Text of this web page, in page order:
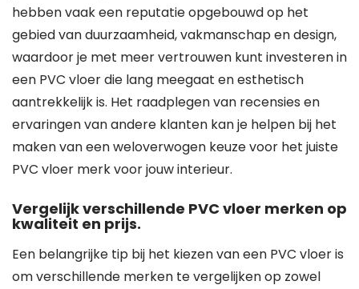
hebben vaak een reputatie opgebouwd op het
gebied van duurzaamheid, vakmanschap en design,
waardoor je met meer vertrouwen kunt investeren in
een PVC vloer die lang meegaat en esthetisch
aantrekkelijk is. Het raadplegen van recensies en
ervaringen van andere klanten kan je helpen bij het
maken van een weloverwogen keuze voor het juiste
PVC vloer merk voor jouw interieur.
Vergelijk verschillende PVC vloer merken op
kwaliteit en prijs.
Een belangrijke tip bij het kiezen van een PVC vloer is
om verschillende merken te vergelijken op zowel